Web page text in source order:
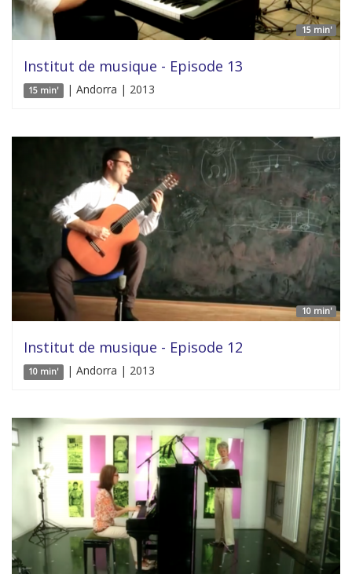
15 min'
Institut de musique - Episode 13
15 min' | Andorra | 2013
10 min'
Institut de musique - Episode 12
10 min' | Andorra | 2013